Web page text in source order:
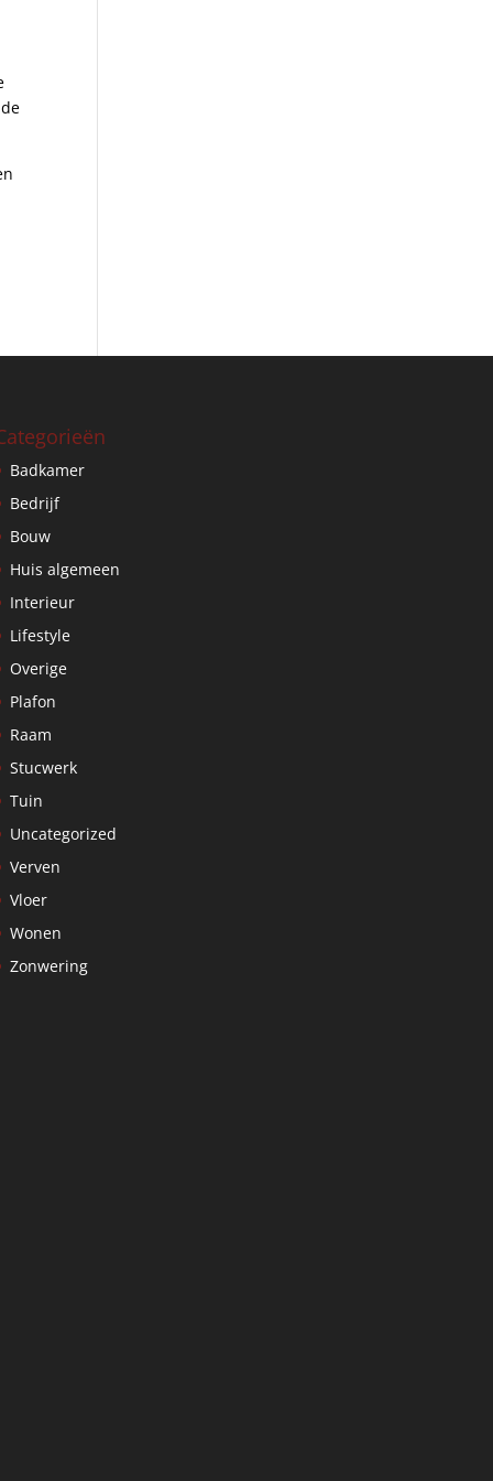
Badkamer
Bedrijf
Bouw
Huis algemeen
Interieur
Lifestyle
Overige
Plafon
Raam
Stucwerk
Tuin
Uncategorized
Verven
Vloer
Wonen
Zonwering